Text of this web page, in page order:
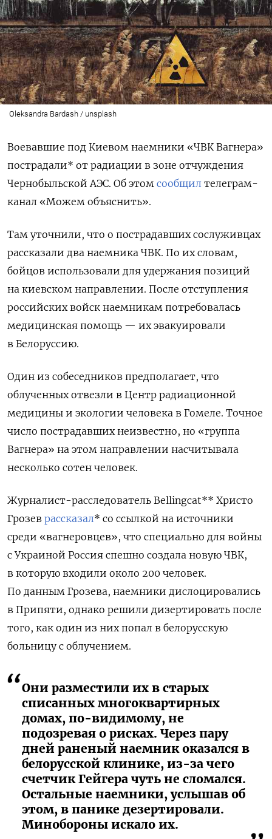
Oleksandra Bardash / unsplash
Воевавшие под Киевом наемники «ЧВК Вагнера»
пострадали* от радиации в зоне отчуждения
Чернобыльской АЭС. Об этом сообщил телеграм-
канал «Можем объяснить».
Там уточнили, что о пострадавших сослуживцах
рассказали два наемника ЧВК. По их словам,
бойцов использовали для удержания позиций
на киевском направлении. После отступления
российских войск наемникам потребовалась
медицинская помощь — их эвакуировали
в Белоруссию.
Один из собеседников предполагает, что
облученных отвезли в Центр радиационной
медицины и экологии человека в Гомеле. Точное
число пострадавших неизвестно, но «группа
Вагнера» на этом направлении насчитывала
несколько сотен человек.
Журналист-расследователь Bellingcat** Христо
Грозев рассказал* со ссылкой на источники
среди «вагнеровцев», что специально для войны
с Украиной Россия спешно создала новую ЧВК,
в которую входили около 200 человек.
По данным Грозева, наемники дислоцировались
в Припяти, однако решили дизертировать после
того, как один из них попал в белорусскую
больницу с облучением.
Они разместили их в старых
списанных многоквартирных
домах, по-видимому, не
подозревая о рисках. Через пару
дней раненый наемник оказался в
белорусской клинике, из-за чего
счетчик Гейгера чуть не сломался.
Остальные наемники, услышав об
этом, в панике дезертировали.
Минобороны искало их.